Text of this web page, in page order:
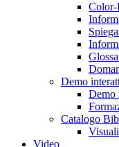
Color-
Demo
Demo
Catalogo
Video